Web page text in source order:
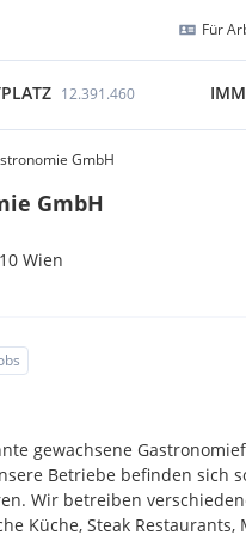
Für
12.391.460
GmbH
GmbH
Wien
gewachsene
Betriebe befinden sich
Wir betreiben
Küche, Steak Restaurants,